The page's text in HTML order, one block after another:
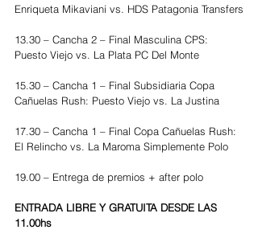
Enriqueta Mikaviani vs. HDS Patagonia Transfers
13.30 – Cancha 2 – Final Masculina CPS:
Puesto Viejo vs. La Plata PC Del Monte
15.30 – Cancha 1 – Final Subsidiaria Copa
Cañuelas Rush: Puesto Viejo vs. La Justina
17.30 – Cancha 1 – Final Copa Cañuelas Rush:
El Relincho vs. La Maroma Simplemente Polo
19.00 – Entrega de premios + after polo
ENTRADA LIBRE Y GRATUITA DESDE LAS
11.00hs